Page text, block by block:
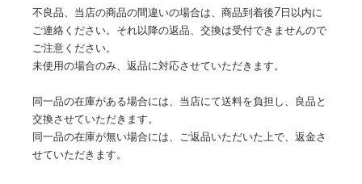
不良品、当店の商品の間違いの場合は、商品到着後7日以内に
ご連絡ください。それ以降の返品、交換は受付できませんので
ご注意ください。
未使用の場合のみ、返品に対応させていただきます。
同一品の在庫がある場合には、当店にて送料を負担し、良品と
交換させていただきます。
同一品の在庫が無い場合には、ご返品いただいた上で、返金さ
せていただきます。